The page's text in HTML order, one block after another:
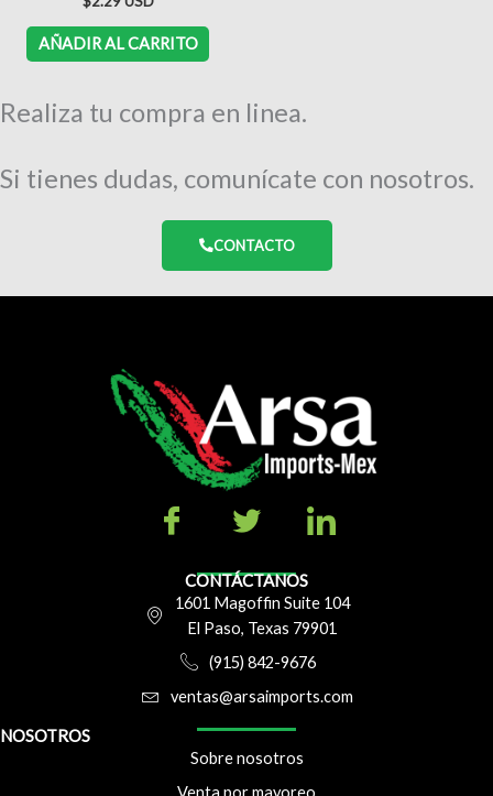
AÑADIR AL CARRITO
Realiza tu compra en linea.
Si tienes dudas, comunícate con nosotros.
CONTACTO
CONTÁCTANOS
1601 Magoffin Suite 104
El Paso, Texas 79901
(915) 842-9676
ventas@arsaimports.com
NOSOTROS
Sobre nosotros
Venta por mayoreo